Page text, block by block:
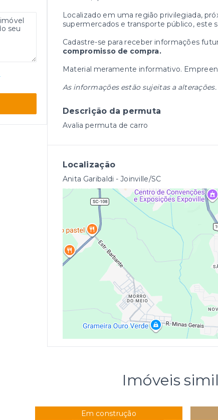
Localizado em uma região privilegiada,
supermercados e transporte público, este
Cadastre-se para receber informações
compromisso de compra.
Material meramente informativo.
As informações estão sujeitas a
Descrição da permuta
Avalia permuta de carro
Localização
Anita Garibaldi - Joinville/SC
Imóveis
Em construção